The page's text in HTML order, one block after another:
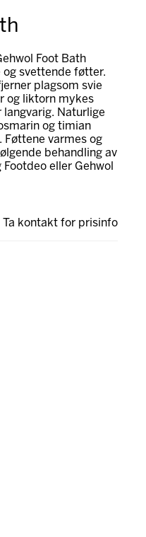
Foot Bath
og svettende føtter.
plagsom svie
og liktorn mykes
Naturlige
og timian
varmes og
behandling av
eller Gehwol
Ta kontakt for prisinfo